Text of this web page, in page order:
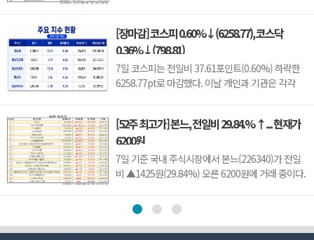
판매 기대감 등에 따라 주가 변동성이 나타날 수 있
다.이어 에코프로비엠(247540, 10만7000원,
▲4500, 4.39%), LG에너지솔루션(373220, 36만
원, ▲1만5000, 4.35%), 한...
[장마감] 코스피 0.60%↓(6258.77), 코스닥
0.36%↓(798.81)
7일 코스피는 전일비 37.61포인트(0.60%) 하락한
6258.77pt로 마감했다. 이날 개인과 기관은 각각
(0.36%) 하락한 798.81pt로 마쳤다. 이날 개인은
3798억원 순매수했고, 외국인과 기관은 각각 2943
억원, 1049억원 순매도했다.임정은 KB증권 연구원
은 KB리서치 장마감...
[52주 최고가] 본느, 전일비 29.84.% ↑... 현재가
6200원
7일 기준 국내 주식시장에서 본느(226340)가 전일
비 ▲1425원(29.84%) 오른 6200원에 거래 중이다.
으로, 색조·기초 화장품 등 뷰티 제품을 중심으로 사
업을 전개하고 있다. K뷰티 수출 확대와 실적 성장
기대감에 따라 주가 변동성이 나타날 수 있다.이어